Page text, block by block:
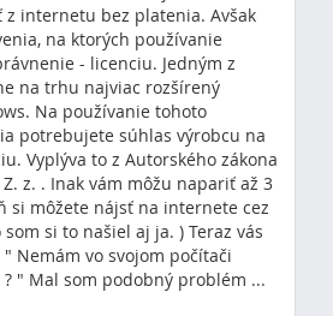
z internetu bez platenia. Avšak
na ktorých používanie
- licenciu. Jedným z
na trhu najviac rozšírený
Na používanie tohoto
potrebujete súhlas výrobcu na
Vyplýva to z Autorského zákona
z. . Inak vám môžu napariť až 3
si môžete nájsť na internete cez
si to našiel aj ja. ) Teraz vás
Nemám vo svojom počítači
" Mal som podobný problém ...